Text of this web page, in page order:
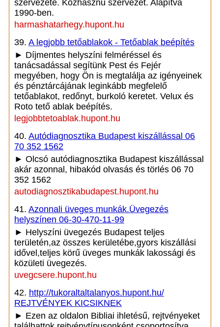
szervezete. Közhasznú szervezet. Alapítva
1990-ben.
harmashatarhegy.hupont.hu
39. A legjobb tetőablakok - Tetőablak beépítés
► Díjmentes helyszíni felméréssel és
tanácsadással segítünk Pest és Fejér
megyében, hogy Ön is megtalálja az igényeinek
és pénztárcájának leginkább megfelelő
tetőablakot, redőnyt, burkoló keretet. Velux és
Roto tető ablak beépítés.
legjobbtetoablak.hupont.hu
40. Autódiagnosztika Budapest kiszállással 06
70 352 1562
► Olcsó autódiagnosztika Budapest kiszállással
akár azonnal, hibakód olvasás és törlés 06 70
352 1562
autodiagnosztikabudapest.hupont.hu
41. Azonnali üveges munkák.Üvegezés
helyszínen 06-30-470-11-99
► Helyszíni üvegezés Budapest teljes
területén,az összes kerületébe,gyors kiszállási
idővel,teljes körű üveges munkák lakossági és
közületi üvegezés.
uvegcsere.hupont.hu
42. http://tukoraltaltalanyos.hupont.hu/
REJTVÉNYEK KICSIKNEK
► Ezen az oldalon Bibliai ihletésű, rejtvényeket